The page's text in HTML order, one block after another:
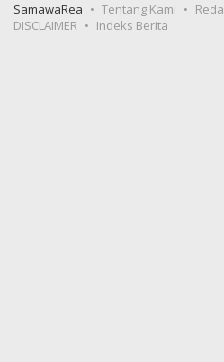
SamawaRea Tentang Kami
DISCLAIMER
Indeks Berita